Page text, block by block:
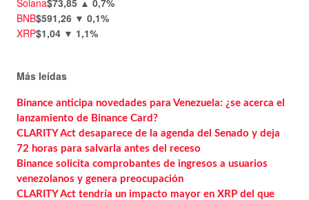
BNB$591,26 ▼ 0,1%
XRP$1,04 ▼ 1,1%
Más leídas
Binance anticipa novedades para Venezuela: ¿se acerca el
lanzamiento de Binance Card?
CLARITY Act desaparece de la agenda del Senado y deja
72 horas para salvarla antes del receso
Binance solicita comprobantes de ingresos a usuarios
venezolanos y genera preocupación
CLARITY Act tendría un impacto mayor en XRP del que